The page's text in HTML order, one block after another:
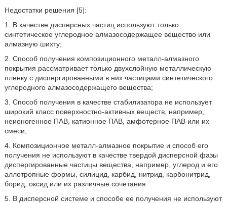
Недостатки решения [5]:
1. В качестве дисперсных частиц используют только
синтетическое углеродное алмазосодержащее вещество или
алмазную шихту;
2. Способ получения композиционного металл-алмазного
покрытия рассматривает только двухслойную металлическую
пленку с диспергированными в них частицами синтетического
углеродного алмазосодержащего вещества;
3. Способ получения в качестве стабилизатора не использует
широкий класс поверхностно-активных веществ, например,
неионогенное ПАВ, катионное ПАВ, амфотерное ПАВ или их
смеси;
4. Композиционное металл-алмазное покрытие и способ его
получения не используют в качестве твердой дисперсной фазы
диспергированные частицы вещества, например, углерод и его
аллотропные формы, силицид, карбид, нитрид, карбонитрид,
борид, оксид или их различные сочетания
5. В дисперсной системе и способе ее получения не используют